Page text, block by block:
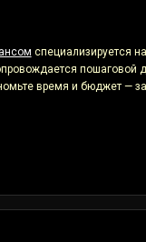
специализируется
пошаговой
время и бюджет —